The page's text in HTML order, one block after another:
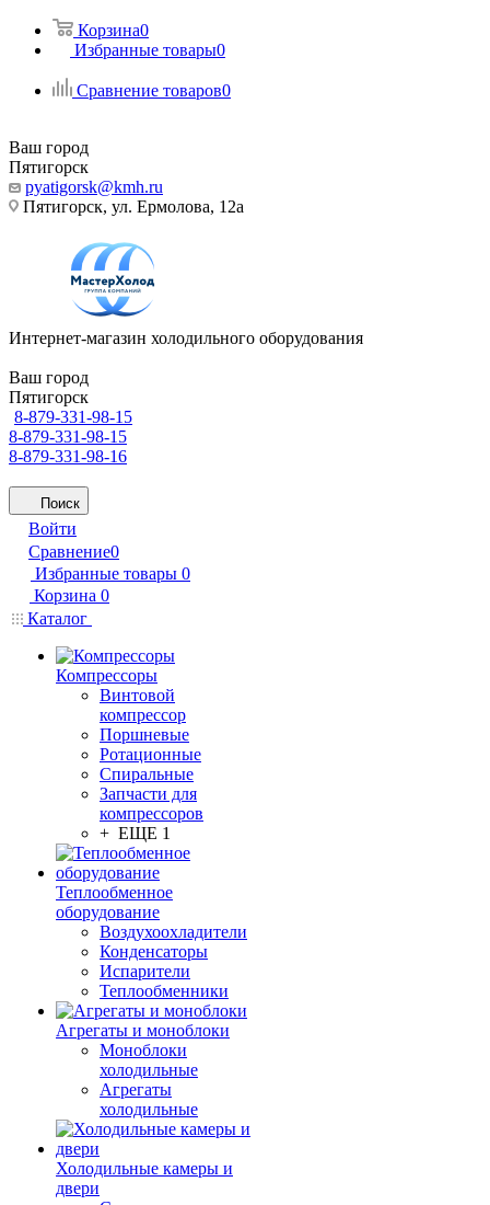
Корзина0
Избранные товары0
Сравнение товаров0
Ваш город
Пятигорск
pyatigorsk@kmh.ru
Пятигорск, ул. Ермолова, 12а
Интернет-магазин холодильного оборудования
Ваш город
Пятигорск
8-879-331-98-15
8-879-331-98-15
8-879-331-98-16
Поиск
Войти
Сравнение0
Избранные товары 0
Корзина 0
Каталог
Компрессоры
Винтовой
компрессор
Поршневые
Ротационные
Спиральные
Запчасти для
компрессоров
+ ЕЩЕ 1
Теплообменное
оборудование
Воздухоохладители
Конденсаторы
Испарители
Теплообменники
Агрегаты и моноблоки
Моноблоки
холодильные
Агрегаты
холодильные
Холодильные камеры и
двери